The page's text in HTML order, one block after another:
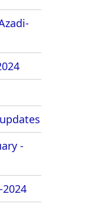
-